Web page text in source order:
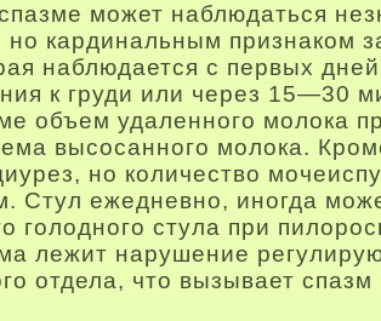
может наблюдаться
кардинальным признаком
наблюдается с первых
к груди или через 15—30
объем удаленного молока
высосанного молока.
но количество
Стул ежедневно, иногда
голодного стула при
лежит нарушение
отдела, что вызывает